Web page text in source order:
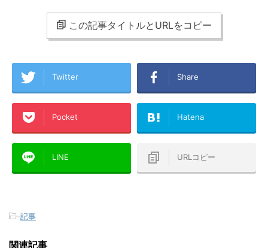
この記事タイトルとURLをコピー
Twitter Share
Pocket Hatena
LINE URLコピー
-記事
関連記事